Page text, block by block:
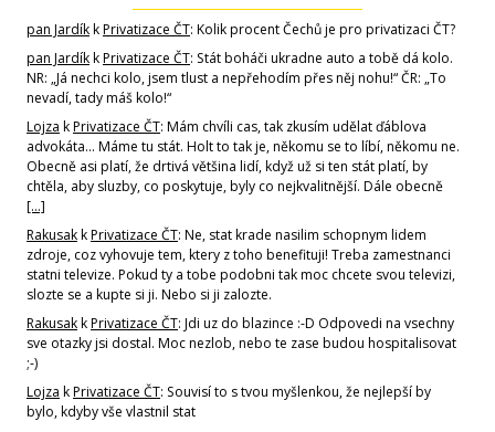
pan JardíkkPrivatizace ČT: Kolik procent Čechů je pro privatizaci ČT?
pan JardíkkPrivatizace ČT: Stát boháči ukradne auto a tobě dá kolo.
NR: „Já nechci kolo, jsem tlust a nepřehodím přes něj nohu!“ ČR: „To
nevadí, tady máš kolo!“
Lojza kPrivatizace ČT: Mám chvíli cas, tak zkusím udělat ďáblova
advokáta... Máme tu stát. Holt to tak je, někomu se to líbí, někomu ne.
Obecně asi platí, že drtivá většina lidí, když už si ten stát platí, by
chtěla, aby sluzby, co poskytuje, byly co nejkvalitnější. Dále obecně
[…]
RakusakkPrivatizace ČT: Ne, stat krade nasilim schopnym lidem
zdroje, coz vyhovuje tem, ktery z toho benefituji! Treba zamestnanci
statni televize. Pokud ty a tobe podobni tak moc chcete svou televizi,
slozte se a kupte si ji. Nebo si ji zalozte.
RakusakkPrivatizace ČT: Jdi uz do blazince :-D Odpovedi na vsechny
sve otazky jsi dostal. Moc nezlob, nebo te zase budou hospitalisovat
;-)
Lojza kPrivatizace ČT: Souvisí to s tvou myšlenkou, že nejlepší by
bylo, kdyby vše vlastnil stat